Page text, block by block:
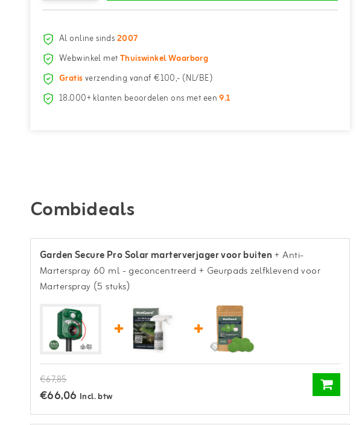
Al online sinds2007
Webwinkel metThuiswinkel Waarborg
Gratisverzending vanaf €100,- (NL/BE)
18.000+ klanten beoordelen ons met een9.1
Combideals
Garden Secure Pro Solar marterverjager voor buiten+ Anti-
Marterspray 60 ml - geconcentreerd + Geurpads zelfklevend voor
Marterspray (5 stuks)
€67,85
€66,06 Incl. btw